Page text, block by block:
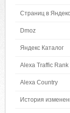
Страниц в
Dmoz
Яндекс Каталог
Alexa Traffic Rank
Alexa Country
История